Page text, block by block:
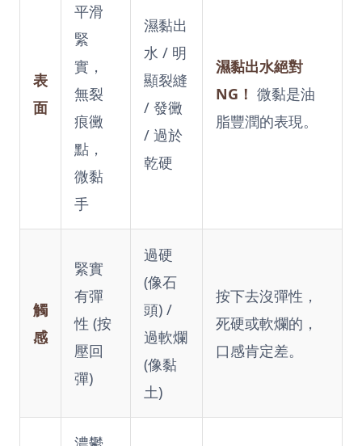
表
面
平滑
緊
實，
無裂
痕黴
點，
微黏
手
濕黏出
水 / 明
顯裂縫
/ 發黴
/ 過於
乾硬
濕黏出水絕對
NG！ 微黏是油
脂豐潤的表現。
觸
感
緊實
有彈
性 (按
壓回
彈)
過硬
(像石
頭) /
過軟爛
(像黏
土)
按下去沒彈性，
死硬或軟爛的，
口感肯定差。